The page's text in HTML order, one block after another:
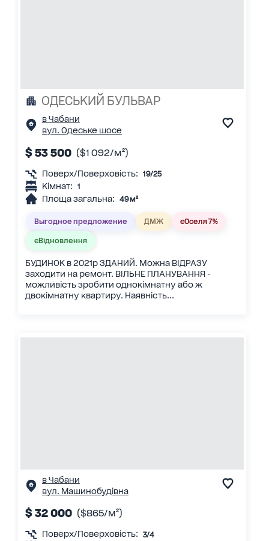
ОДЕСЬКИЙ БУЛЬВАР
в Чабани
вул. Одеське шосе
$ 53 500 ($1 092/м²)
Поверх/Поверховість: 19/25
Кімнат: 1
Площа загальна: 49 м²
Выгодное предложение ДМЖ єОселя 7%
єВідновлення
БУДИНОК в 2021р ЗДАНИЙ. Можна ВІДРАЗУ
заходити на ремонт. ВІЛЬНЕ ПЛАНУВАННЯ -
можливість зробити однокімнатну або ж
двокімнатну квартиру. Наявність...
в Чабани
вул. Машинобудівна
$ 32 000 ($865/м²)
Поверх/Поверховість: 3/4